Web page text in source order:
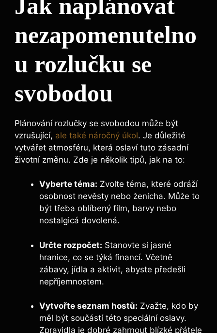
Jak naplánovat
nezapomenutelno
u rozlučku se
svobodou
Plánování rozlučky se svobodou může být
vzrušující, ale také náročný úkol. Je důležité
vytvářet atmosféru, která oslaví tuto zásadní
životní změnu. Zde je několik tipů, jak na to:
Vyberte téma: Zvolte téma, které odráží
osobnost nevěsty nebo ženicha. Může to
být třeba oblíbený film, barvy nebo
nostalgicá dovolená.
Určte rozpočet: Stanovte si jasné
hranice, co se týká financí. Včetně
zábavy, jídla a aktivit, abyste předešli
nepříjemnostem.
Vytvořte seznam hostů: Zvažte, kdo by
měl být součástí této speciální oslavy.
Zpravidla je dobré zahrnout blízké přátele